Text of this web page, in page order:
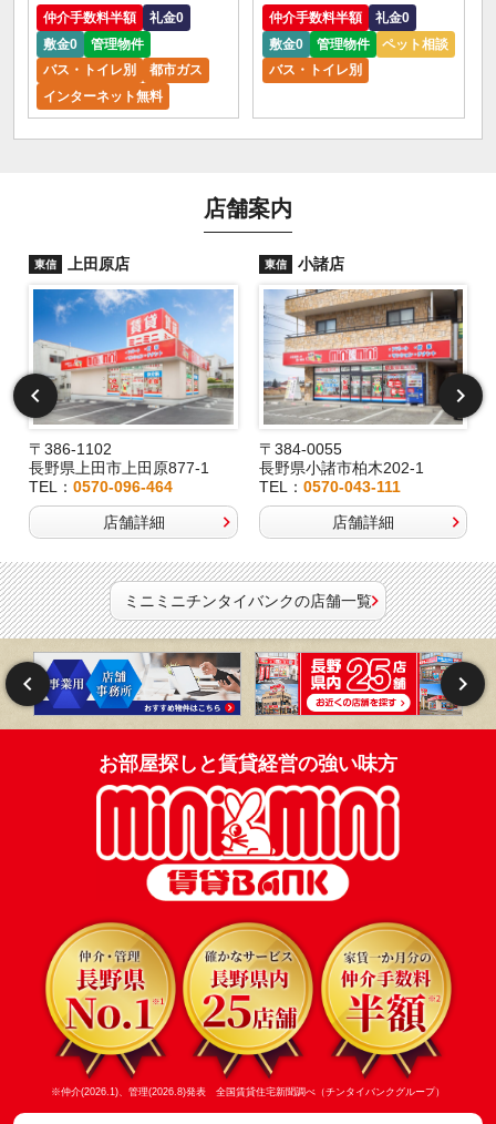
仲介手数料半額
礼金0
敷金0
管理物件
バス・トイレ別
都市ガス
インターネット無料
仲介手数料半額
礼金0
敷金0
管理物件
ペット相談
バス・トイレ別
店舗案内
東信 上田原店
〒386-1102
長野県上田市上田原877-1
TEL：0570-096-464
店舗詳細
東信 小諸店
〒384-0055
長野県小諸市柏木202-1
TEL： 0570-043-111
店舗詳細
ミニミニチンタイバンクの店舗一覧
お部屋探しと賃貸経営の強い味方
※仲介(2026.1)、管理(2026.8)発表 全国賃貸住宅新聞調べ（チンタイバンクグループ）